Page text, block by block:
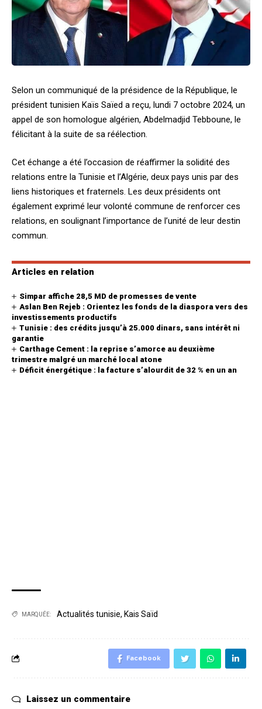
Selon un communiqué de la présidence de la République, le
président tunisien Kaïs Saïed a reçu, lundi 7 octobre 2024, un
appel de son homologue algérien, Abdelmadjid Tebboune, le
félicitant à la suite de sa réélection.
Cet échange a été l’occasion de réaffirmer la solidité des
relations entre la Tunisie et l’Algérie, deux pays unis par des
liens historiques et fraternels. Les deux présidents ont
également exprimé leur volonté commune de renforcer ces
relations, en soulignant l’importance de l’unité de leur destin
commun.
Articles en relation
Simpar affiche 28,5 MD de promesses de vente
Aslan Ben Rejeb : Orientez les fonds de la diaspora vers des
investissements productifs
Tunisie : des crédits jusqu’à 25.000 dinars, sans intérêt ni
garantie
Carthage Cement : la reprise s’amorce au deuxième
trimestre malgré un marché local atone
Déficit énergétique : la facture s’alourdit de 32 % en un an
MARQUÉE: Actualités tunisie, Kais Saïd
Facebook
Laissez un commentaire